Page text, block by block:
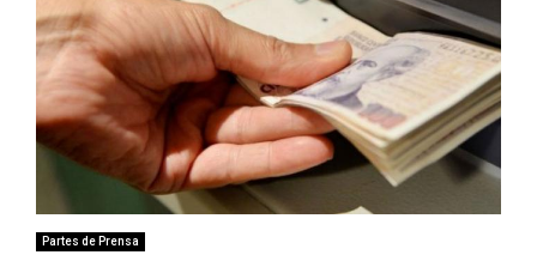
Partes de Prensa